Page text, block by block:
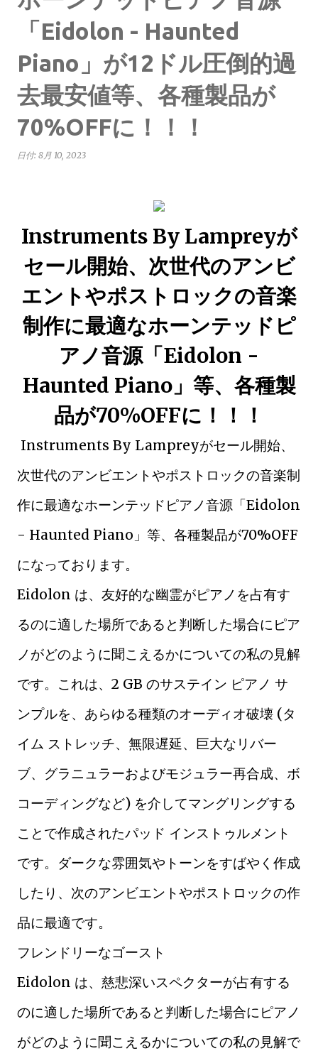
「Eidolon - Haunted
Piano」が12ドル圧倒的過
去最安値等、各種製品が
70%OFFに！！！
日付: 8月 10, 2023
Instruments By Lampreyが
セール開始、次世代のアンビ
エントやポストロックの音楽
制作に最適なホーンテッドピ
アノ音源「Eidolon -
Haunted Piano」等、各種製
品が70%OFFに！！！
Instruments By Lampreyがセール開始、
次世代のアンビエントやポストロックの音楽制
作に最適なホーンテッドピアノ音源「Eidolon
- Haunted Piano」等、各種製品が70%OFF
になっております。
Eidolon は、友好的な幽霊がピアノを占有す
るのに適した場所であると判断した場合にピア
ノがどのように聞こえるかについての私の見解
です。これは、2 GB のサステイン ピアノ サ
ンプルを、あらゆる種類のオーディオ破壊 (タ
イム ストレッチ、無限遅延、巨大なリバー
ブ、グラニュラーおよびモジュラー再合成、ボ
コーディングなど) を介してマングリングする
ことで作成されたパッド インストゥルメント
です。ダークな雰囲気やトーンをすばやく作成
したり、次のアンビエントやポストロックの作
品に最適です。
フレンドリーなゴースト
Eidolon は、慈悲深いスペクターが占有する
のに適した場所であると判断した場合にピアノ
がどのように聞こえるかについての私の見解で